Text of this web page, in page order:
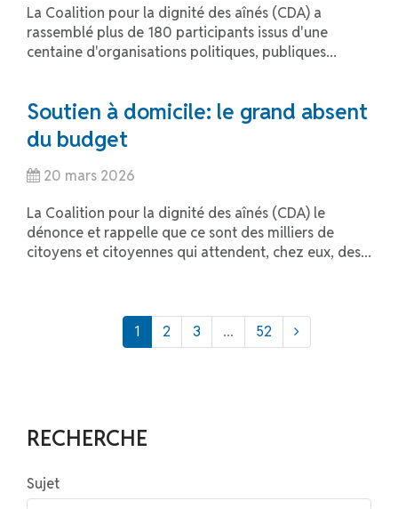
La Coalition pour la dignité des aînés (CDA) a
rassemblé plus de 180 participants issus d'une
centaine d'organisations politiques, publiques...
Soutien à domicile: le grand absent
du budget
20 mars 2026
La Coalition pour la dignité des aînés (CDA) le
dénonce et rappelle que ce sont des milliers de
citoyens et citoyennes qui attendent, chez eux, des...
1 2 3 ... 52
RECHERCHE
Sujet